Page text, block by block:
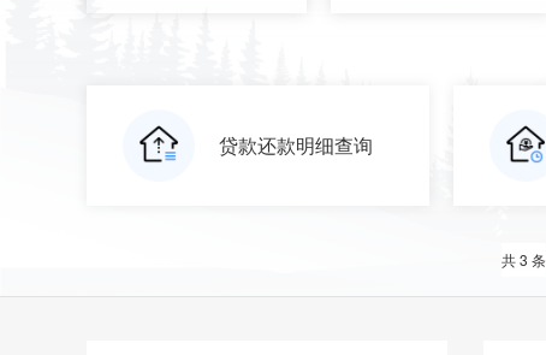
贷款还款明细查询
共 3 条